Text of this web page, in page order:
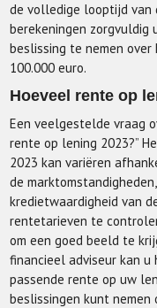
de volledige looptijd van
berekeningen zorgvuldig
beslissing te nemen
100.000 euro.
Hoeveel rente op
Een veelgestelde vraag
rente op lening 2023?”
2023 kan variëren
de
kredietwaardigheid van
rentetarieven te
om een goed beeld te
financieel adviseur kan
passende rente op uw
beslissingen kunt